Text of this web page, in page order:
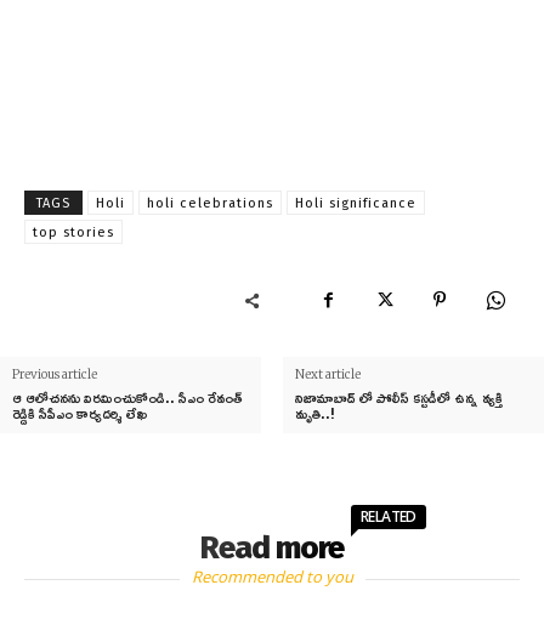
TAGS Holi holi celebrations
Holi significance
top stories
Previous article
ఆ ఆలోచనను విరమించుకోండి.. సీఎం రేవంత్
రెడ్డికి సీపీఎం కార్యదర్శి లేఖ
Next article
నిజామాబాద్ లో పోలీస్ కస్టడీలో ఉన్న వ్యక్తి
మృతి..!
Read more
RELATED
Recommended to you